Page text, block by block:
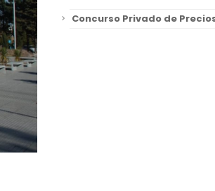
Concurso Privado de Precios